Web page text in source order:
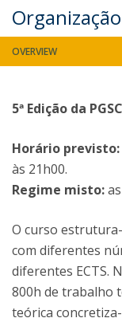
OVERVIEW
5ª Edição da
Horário previsto:
às 21h00.
Regime misto:
O curso
com diferentes
diferentes ECTS.
800h de trabalho
teórica